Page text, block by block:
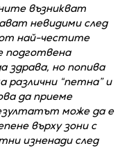
възникват
невидими след
най-честите
подготвена
здрава, но попива
различни “петна” и
да приеме
може да е
върху зони с
изненади след